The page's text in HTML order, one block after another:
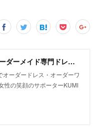
名古屋 豊橋のオーダーメイド専門ドレスデザイナー KUMI OHARA
ーダードレス・オーダーワ
性の笑顔のサポーターKUMI